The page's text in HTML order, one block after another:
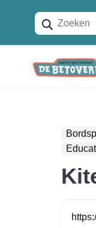
Producten
zoeken
Home